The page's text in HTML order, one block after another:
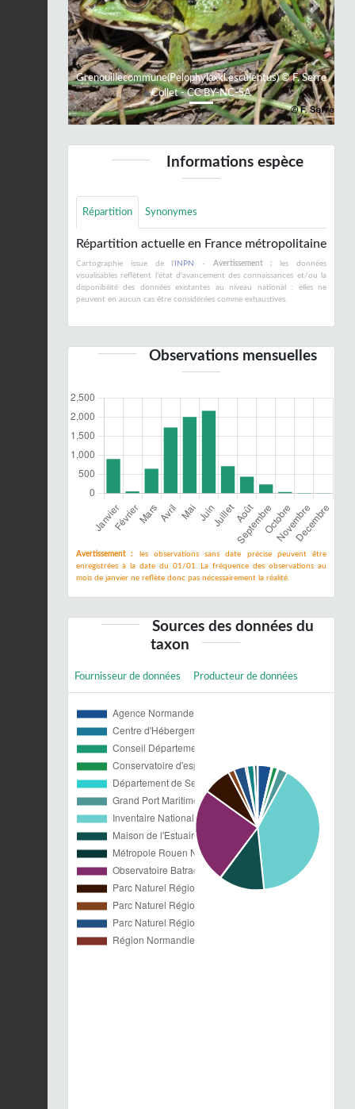
Grenouillecommune(Pelophylaxkl.esculentus) © F. Serre
Collet - CC BY-NC-SA
Previous Next
Informations espèce
Répartition Synonymes
Répartition actuelle en France métropolitaine
Cartographie issue de l' INPN - Avertissement : les données
visualisables reflètent l'état d'avancement des connaissances et/ou la
disponibilité des données existantes au niveau national : elles ne
peuvent en aucun cas être considérées comme exhaustives.
Observations mensuelles
Avertissement :
les observations sans date précise peuvent être
enregistrées à la date du 01/01. La fréquence des observations au
mois de janvier ne reflète donc pas nécessairement la réalité.
Sources des données du
taxon
Fournisseur de données Producteur de données